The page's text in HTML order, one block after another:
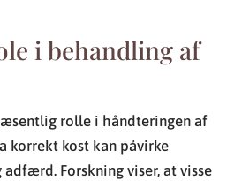
i behandling af
rolle i håndteringen af
korrekt kost kan påvirke
Forskning viser, at visse